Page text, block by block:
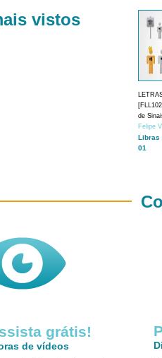
vistos
de
Felipe
Libras
01
grátis!
de vídeos